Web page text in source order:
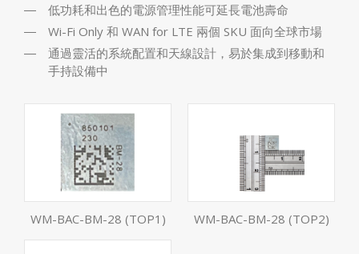
低功耗和出色的電源管理性能可延長電池壽命
Wi-Fi Only 和 WAN for LTE 兩個 SKU 面向全球市場
通過靈活的系統配置和天線設計，易於集成到移動和
手持設備中
WM-BAC-BM-28 (TOP1) WM-BAC-BM-28 (TOP2)